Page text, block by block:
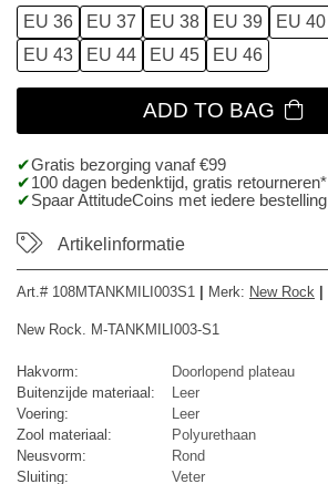
EU 36
EU 37 EU 38 EU 39 EU 40
EU 43
EU 44 EU 45 EU 46
ADD TO BAG
Gratis bezorging vanaf €99
100 dagen bedenktijd, gratis retourneren*
Spaar AttitudeCoins met iedere bestelling
Artikelinformatie
Art.# 108MTANKMILI003S1 Merk: New Rock
New Rock. M-TANKMILI003-S1
Hakvorm:
Doorlopend plateau
Buitenzijde materiaal:
Leer
Voering:
Leer
Zool materiaal:
Polyurethaan
Neusvorm:
Rond
Sluiting:
Veter